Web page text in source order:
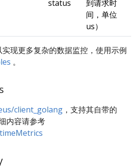
status
到请求时
间，单位
us）
现更多复杂的数据监控，使用示例
。
client_golang ，支持其自带的
内容请参考